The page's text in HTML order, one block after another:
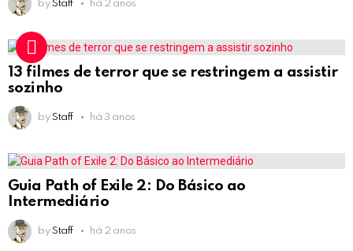
by Staff há 2 anos
13 filmes de terror que se restringem a assistir
sozinho
by Staff há 3 anos
Guia Path of Exile 2: Do Básico ao
Intermediário
by Staff há 2 anos